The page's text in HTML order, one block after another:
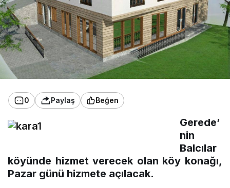
0 Paylaş Beğen
Gerede’
nin
Balcılar
köyünde hizmet verecek olan köy konağı,
Pazar günü hizmete açılacak.